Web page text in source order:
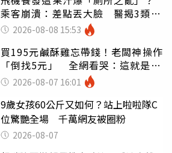
乘客崩潰：差點丟大臉 醫揭3類人
別亂喝
2026-08-08 15:53
買195元鹹酥雞忘帶錢！老闆神操作
「倒找5元」 全網看哭：這就是台
灣 2026-08-07 16:01
9歲女孩60公斤又如何？站上啦啦隊C
位驚艷全場 千萬網友被圈粉
2026-08-07